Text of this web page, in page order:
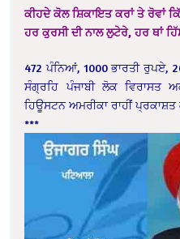
ਕੀਹਦੇ ਕੋਲ ਸ਼ਿਕਾਇਤ ਕਰਾਂ ਤੇ ਰੋਵਾਂ
ਹਰ ਕੁਰਸੀ ਦੀ ਨਾਲ ਲੁਟੇਰੇ, ਹਰ ਥਾਂ
472 ਪੰਨਿਆਂ, 1000 ਭਾਰਤੀ ਰੁਪਏ,
ਸੰਗ੍ਰਹਿ ਪੰਜਾਬੀ ਲੋਕ ਵਿਰਾਸਤ
ਹਿਊਸਟਨ ਅਮਰੀਕਾ ਰਾਹੀਂ ਪ੍ਰਕਾਸ਼ਤ
***